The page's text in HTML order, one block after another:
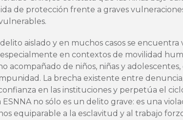
de protección frente a graves
aislado y en muchos casos se encuentra
en contextos de movilidad
acompañado de niños, niñas y
La brecha existente entre
en las instituciones y perpetúa el
no sólo es un delito grave: es una
equiparable a la esclavitud y al trabajo